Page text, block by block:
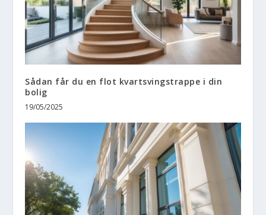
Sådan får du en flot kvartsvingstrappe i din
bolig
19/05/2025